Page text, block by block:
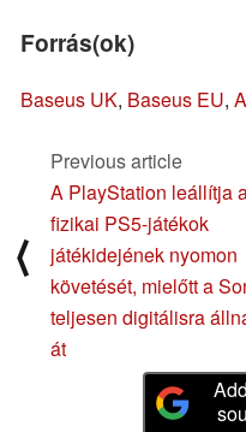
Forrás(ok)
Baseus UK, Baseus EU,
⟨
Previous article
A PlayStation leállítja
fizikai PS5-játékok
játékidejének nyomon
követését, mielőtt a
teljesen digitálisra
át